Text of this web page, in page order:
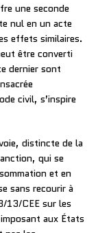
une seconde
nul en un acte
effets similaires.
être converti
dernier sont
civil, s’inspire
distincte de la
qui se
et en
sans recourir à
13/CEE sur les
aux États